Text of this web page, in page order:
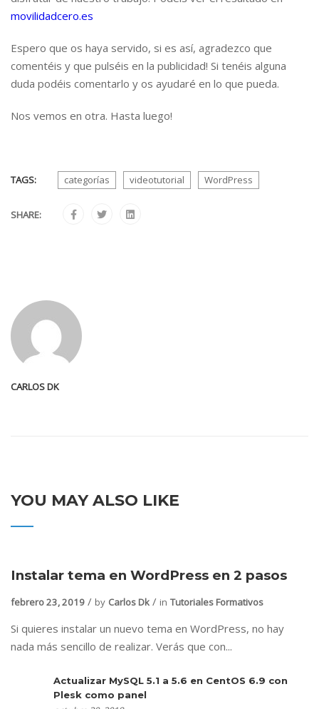
movilidadcero.es
Espero que os haya servido, si es así, agradezco que
comentéis y que pulséis en la publicidad! Si tenéis alguna
duda podéis comentarlo y os ayudaré en lo que pueda.
Nos vemos en otra. Hasta luego!
TAGS: categorías videotutorial WordPress
SHARE:
CARLOS DK
YOU MAY ALSO LIKE
Instalar tema en WordPress en 2 pasos
febrero 23, 2019 by Carlos Dk in Tutoriales Formativos
Si quieres instalar un nuevo tema en WordPress, no hay
nada más sencillo de realizar. Verás que con...
Actualizar MySQL 5.1 a 5.6 en CentOS 6.9 con
Plesk como panel